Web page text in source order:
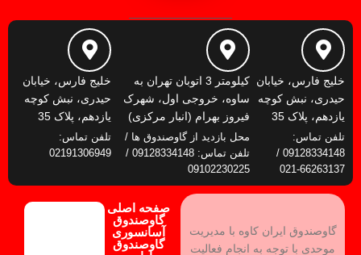
خلیج فارس، خیابان
حیدری، نبش کوچه
یازدهم، پلاک 35
تلفن تماس:
09128334148 /
66263137-021
کیلومتر 3 اتوبان تهران به
ساوه، خروجی اول، شهرک
فیروز بهرام (انبار مرکزی)
محل بازدید از گاوصندوق ها /
تلفن تماس: 09128334148 /
09102230225
خلیج فارس، خیابان
حیدری، نبش کوچه
یازدهم، پلاک 35
تلفن تماس:
02191306949
گاوصندوق ایران کاوه با مدیریت
موحدی با توجه به انجام فعالیت
صفحه اصلی
گاوصندوق
آسانسوری
گاوصندوق